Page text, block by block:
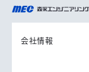
森永エンジニアリン
株式会社
会社情報